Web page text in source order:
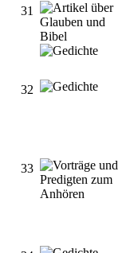
31
32
33